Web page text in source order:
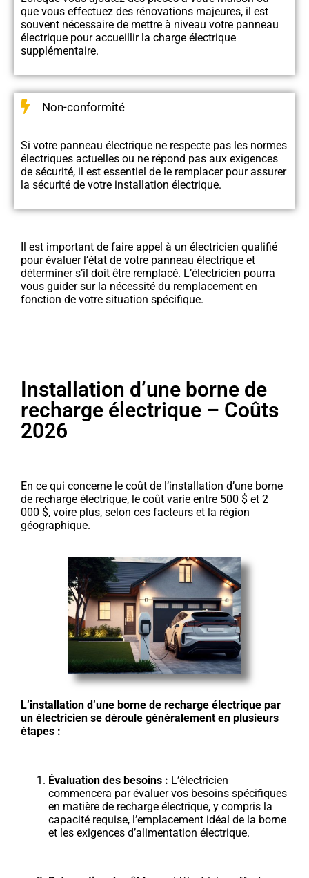
que vous effectuez des rénovations majeures, il est
souvent nécessaire de mettre à niveau votre panneau
électrique pour accueillir la charge électrique
supplémentaire.
Non-conformité
Si votre panneau électrique ne respecte pas les normes
électriques actuelles ou ne répond pas aux exigences
de sécurité, il est essentiel de le remplacer pour assurer
la sécurité de votre installation électrique.
Il est important de faire appel à un électricien qualifié
pour évaluer l’état de votre panneau électrique et
déterminer s’il doit être remplacé. L’électricien pourra
vous guider sur la nécessité du remplacement en
fonction de votre situation spécifique.
Installation d’une borne de
recharge électrique – Coûts
2026
En ce qui concerne le coût de l’installation d’une borne
de recharge électrique, le coût varie entre 500 $ et 2
000 $, voire plus, selon ces facteurs et la région
géographique.
L’installation d’une borne de recharge électrique par
un électricien se déroule généralement en plusieurs
étapes :
Évaluation des besoins : L’électricien
commencera par évaluer vos besoins spécifiques
en matière de recharge électrique, y compris la
capacité requise, l’emplacement idéal de la borne
et les exigences d’alimentation électrique.